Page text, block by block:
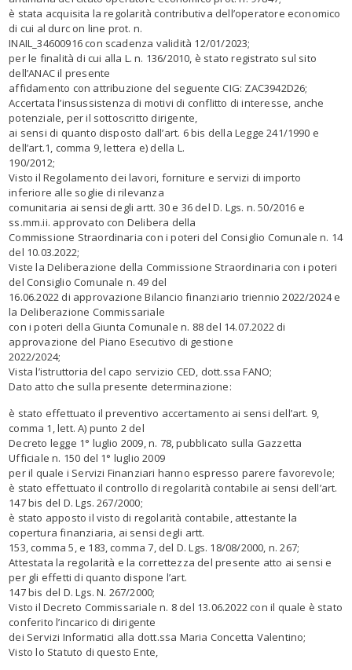
è stata acquisita la regolarità contributiva dell’operatore economico
di cui al durc on line prot. n.
INAIL_34600916 con scadenza validità 12/01/2023;
per le finalità di cui alla L. n. 136/2010, è stato registrato sul sito
dell’ANAC il presente
affidamento con attribuzione del seguente CIG: ZAC3942D26;
Accertata l’insussistenza di motivi di conflitto di interesse, anche
potenziale, per il sottoscritto dirigente,
ai sensi di quanto disposto dall’art. 6 bis della Legge 241/1990 e
dell’art.1, comma 9, lettera e) della L.
190/2012;
Visto il Regolamento dei lavori, forniture e servizi di importo
inferiore alle soglie di rilevanza
comunitaria ai sensi degli artt. 30 e 36 del D. Lgs. n. 50/2016 e
ss.mm.ii. approvato con Delibera della
Commissione Straordinaria con i poteri del Consiglio Comunale n. 14
del 10.03.2022;
Viste la Deliberazione della Commissione Straordinaria con i poteri
del Consiglio Comunale n. 49 del
16.06.2022 di approvazione Bilancio finanziario triennio 2022/2024 e
la Deliberazione Commissariale
con i poteri della Giunta Comunale n. 88 del 14.07.2022 di
approvazione del Piano Esecutivo di gestione
2022/2024;
Vista l’istruttoria del capo servizio CED, dott.ssa FANO;
Dato atto che sulla presente determinazione:
è stato effettuato il preventivo accertamento ai sensi dell’art. 9,
comma 1, lett. A) punto 2 del
Decreto legge 1° luglio 2009, n. 78, pubblicato sulla Gazzetta
Ufficiale n. 150 del 1° luglio 2009
per il quale i Servizi Finanziari hanno espresso parere favorevole;
è stato effettuato il controllo di regolarità contabile ai sensi dell’art.
147 bis del D. Lgs. 267/2000;
è stato apposto il visto di regolarità contabile, attestante la
copertura finanziaria, ai sensi degli artt.
153, comma 5, e 183, comma 7, del D. Lgs. 18/08/2000, n. 267;
Attestata la regolarità e la correttezza del presente atto ai sensi e
per gli effetti di quanto dispone l’art.
147 bis del D. Lgs. N. 267/2000;
Visto il Decreto Commissariale n. 8 del 13.06.2022 con il quale è stato
conferito l’incarico di dirigente
dei Servizi Informatici alla dott.ssa Maria Concetta Valentino;
Visto lo Statuto di questo Ente,